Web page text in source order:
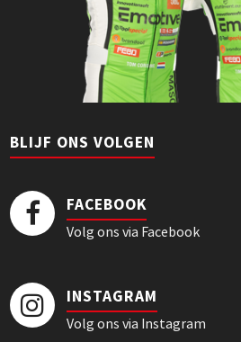
BLIJF ONS VOLGEN
FACEBOOK
Volg ons via Facebook
INSTAGRAM
Volg ons via Instagram